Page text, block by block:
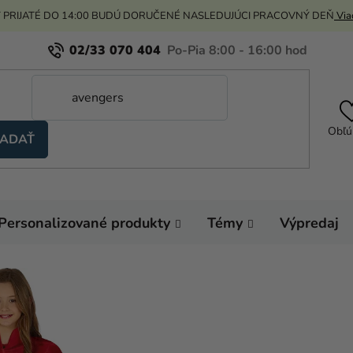
PRIJATÉ DO 14:00 BUDÚ DORUČENÉ NASLEDUJÚCI PRACOVNÝ DEŇ
02/33 070 404
produkty Témy Výpredaj